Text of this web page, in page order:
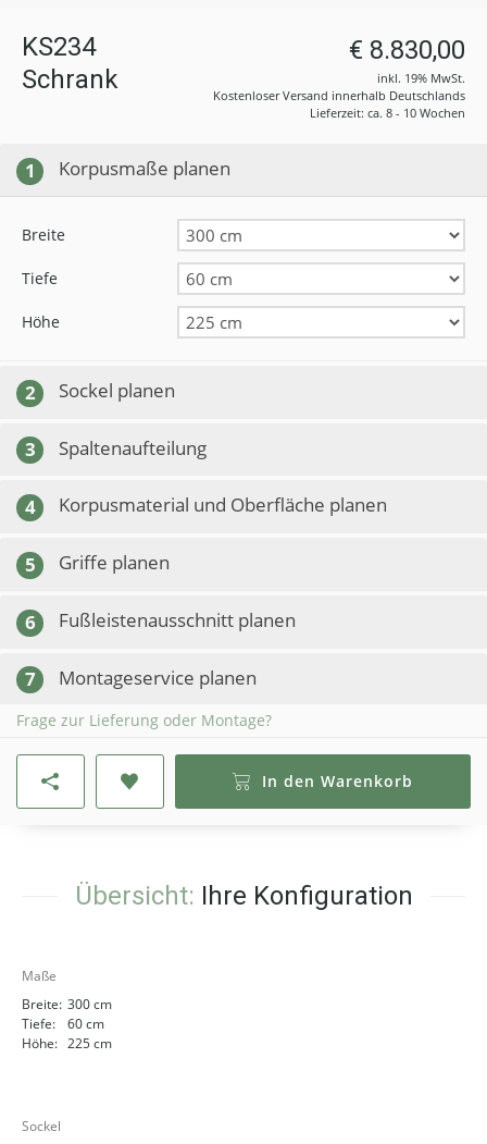
KS234
Schrank
€ 8.830,00
inkl. 19% MwSt.
Kostenloser Versand innerhalb Deutschlands
Lieferzeit: ca. 8 - 10 Wochen
1 Korpusmaße planen
Breite
Tiefe
Höhe
2 Sockel planen
3 Spaltenaufteilung
4 Korpusmaterial und Oberfläche planen
5 Griffe planen
6 Fußleistenausschnitt planen
7 Montageservice planen
Frage zur Lieferung oder Montage?
In den Warenkorb
Übersicht: Ihre Konfiguration
Maße
Breite: 300 cm
Tiefe:
60 cm
Höhe: 225 cm
Sockel